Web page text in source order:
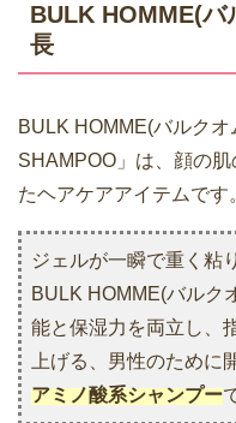
BULK HOMME(バ
長
BULK HOMME(バルク
SHAMPOO」は、顔の
たヘアケアアイテムです
ジェルが一瞬で重く粘
BULK HOMME(バルク
能と保湿力を両立し、
上げる、男性のために
アミノ酸系シャンプー